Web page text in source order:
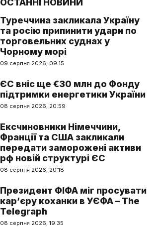
ОСТАННІ НОВИНИ
Туреччина закликала Україну
та росію припинити удари по
торговельних суднах у
Чорному морі
09 серпня 2026, 09:15
ЄС вніс ще €30 млн до Фонду
підтримки енергетики України
08 серпня 2026, 20:59
Ексчиновники Німеччини,
Франції та США закликали
передати заморожені активи
рф новій структурі ЄС
08 серпня 2026, 20:18
Президент ФІФА міг просувати
кар’єру коханки в УЄФА – The
Telegraph
08 серпня 2026, 19:35